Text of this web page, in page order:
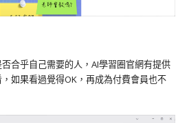
合乎自己需要的人，AI學習圈官網有提供
如果看過覺得OK，再成為付費會員也不